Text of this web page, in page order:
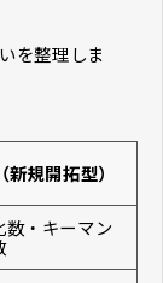
を整理しま
新規開拓型）
数・キーマン